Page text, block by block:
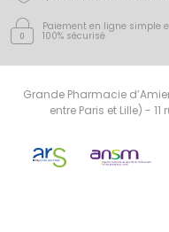
Paiement en ligne simple
100% sécurisé
Grande Pharmacie
entre Paris et Lille) -